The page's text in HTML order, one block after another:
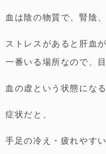
血は陰の物質で、腎陰
ストレスがあると肝血
一番いる場所なので、
血の虚という状態にな
症状だと、
手足の冷え・疲れやす